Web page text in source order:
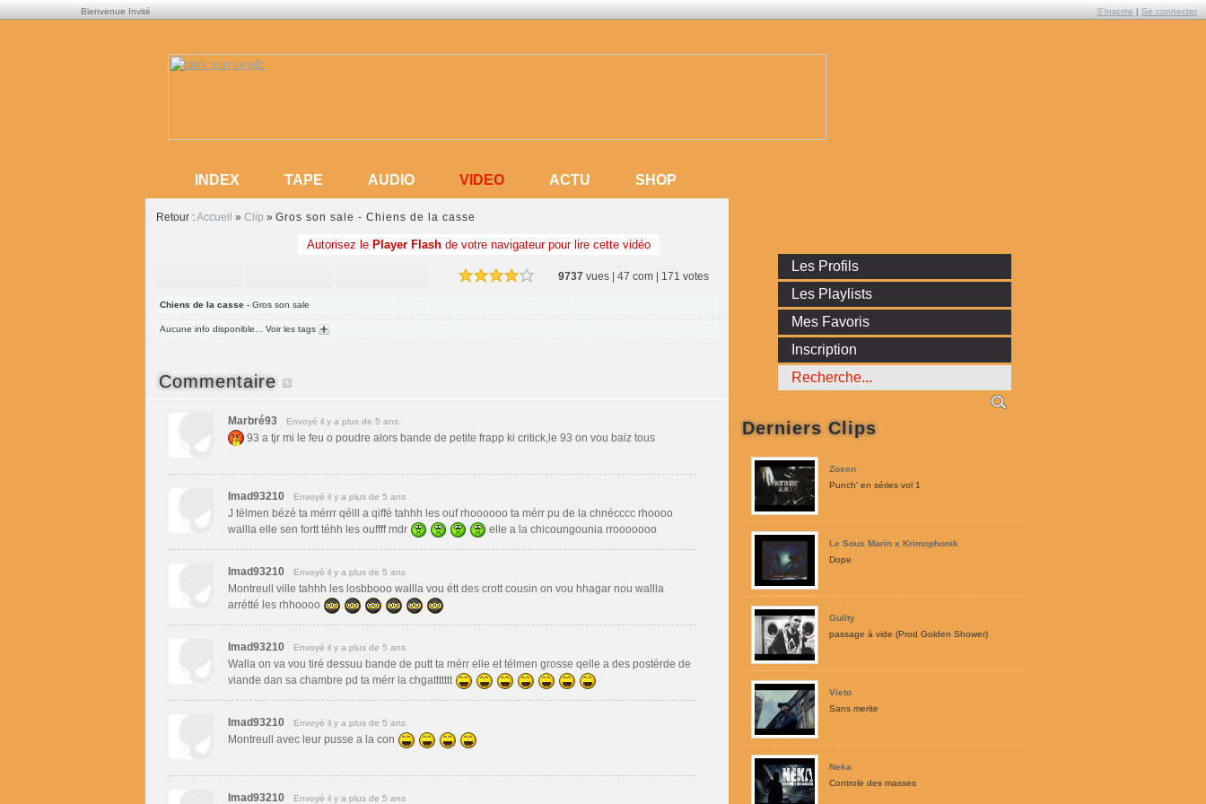
S'inscrire | Se connecter
Bienvenue Invité
SHOP
ACTU
VIDEO
VIDEO
AUDIO
AUDIO
TAPE
TAPE
INDEX
INDEX
Retour :Accueil » Clip » Gros son sale - Chiens de la casse
Autorisez le Player Flash de votre navigateur pour lire cette vidéo
9737 vues | 47 com | 171 votes
Chiens de la casse - Gros son sale
Aucune info disponible... Voir les tags
Commentaire
Marbré93 Envoyé il y a plus de 5 ans
93 a tjr mi le feu o poudre alors bande de petite frapp ki critick,le 93 on vou baiz tous
Imad93210 Envoyé il y a plus de 5 ans
J télmen bézé ta mérrr qélll a qiffé tahhh les ouf rhoooooo ta mérr pu de la chnécccc rhoooo
wallla elle sen fortt téhh les ouffff mdr
elle a la chicoungounia rrooooooo
Imad93210 Envoyé il y a plus de 5 ans
Montreull ville tahhh les losbbooo wallla vou étt des crott cousin on vou hhagar nou wallla
arrétté les rhhoooo
Imad93210 Envoyé il y a plus de 5 ans
Walla on va vou tiré dessuu bande de putt ta mérr elle et télmen grosse qelle a des postérde de
viande dan sa chambre pd ta mérr la chgattttttt
Imad93210 Envoyé il y a plus de 5 ans
Montreull avec leur pusse a la con
Imad93210 Envoyé il y a plus de 5 ans
Les Profils
Les Playlists
Mes Favoris
Inscription
Derniers Clips
Zoxen
Punch' en séries vol 1
Le Sous Marin x Krimophonik
Dope
Guilty
passage à vide (Prod Golden Shower)
Vieto
Sans merite
Neka
Controle des masses